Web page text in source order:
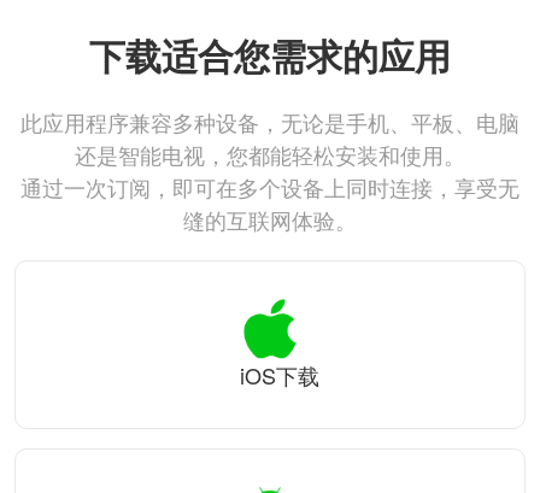
下载适合您需求的应用
此应用程序兼容多种设备，无论是手机、平板、电脑
还是智能电视，您都能轻松安装和使用。
通过一次订阅，即可在多个设备上同时连接，享受无
缝的互联网体验。
iOS下载